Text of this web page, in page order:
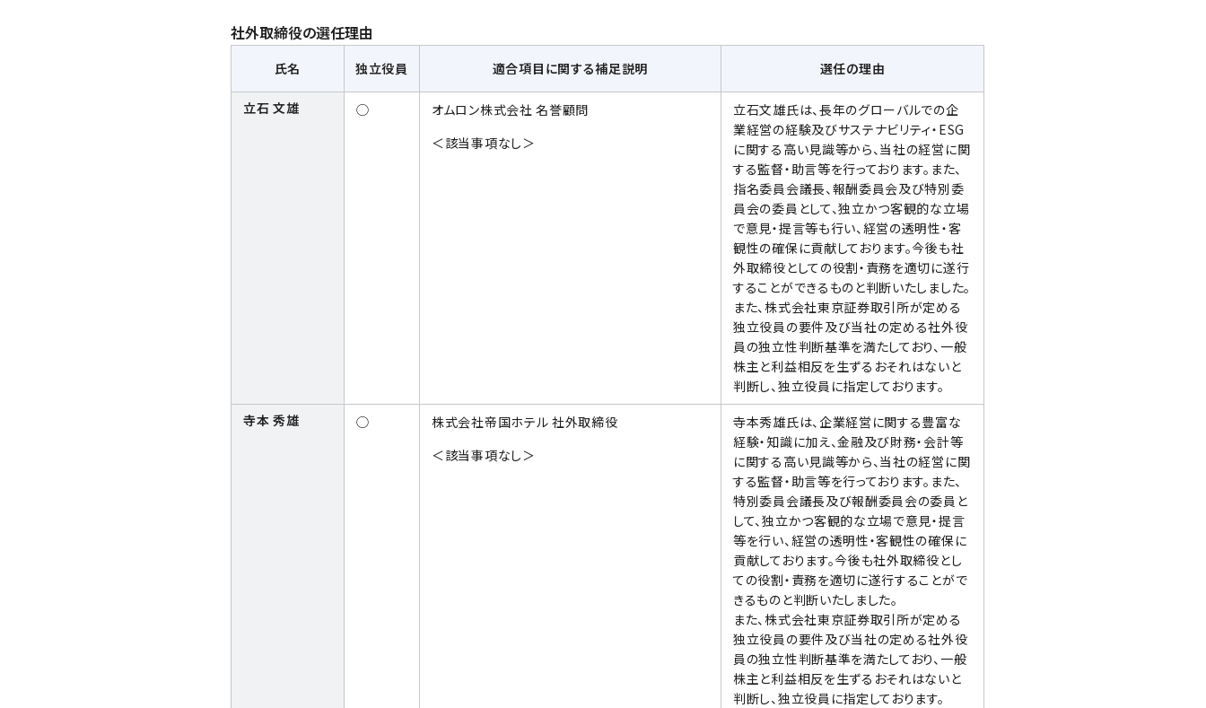
社外取締役の選任理由
氏名 独立役員 適合項目に関する補足説明 選任の理由
立石 文雄 ◯
オムロン株式会社 名誉顧問
＜該当事項なし＞
立石文雄氏は、長年のグローバルでの企
業経営の経験及びサステナビリティ・ESG
に関する高い見識等から、当社の経営に関
する監督・助言等を行っております。また、
指名委員会議長、報酬委員会及び特別委
員会の委員として、独立かつ客観的な立場
で意見・提言等も行い、経営の透明性・客
観性の確保に貢献しております。今後も社
外取締役としての役割・責務を適切に遂行
することができるものと判断いたしました。
また、株式会社東京証券取引所が定める
独立役員の要件及び当社の定める社外役
員の独立性判断基準を満たしており、一般
株主と利益相反を生ずるおそれはないと
判断し、独立役員に指定しております。
寺本 秀雄
◯
株式会社帝国ホテル 社外取締役
＜該当事項なし＞
寺本秀雄氏は、企業経営に関する豊富な
経験・知識に加え、金融及び財務・会計等
に関する高い見識等から、当社の経営に関
する監督・助言等を行っております。また、
特別委員会議長及び報酬委員会の委員と
して、独立かつ客観的な立場で意見・提言
等を行い、経営の透明性・客観性の確保に
貢献しております。今後も社外取締役とし
ての役割・責務を適切に遂行することがで
きるものと判断いたしました。
また、株式会社東京証券取引所が定める
独立役員の要件及び当社の定める社外役
員の独立性判断基準を満たしており、一般
株主と利益相反を生ずるおそれはないと
判断し、独立役員に指定しております。